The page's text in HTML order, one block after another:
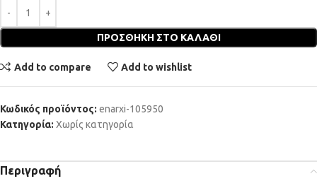
ΠΡΟΣΘΉΚΗ ΣΤΟ ΚΑΛΆΘΙ
Add to compare Add to wishlist
Κωδικός προϊόντος: enarxi-105950
Κατηγορία: Χωρίς κατηγορία
Περιγραφή